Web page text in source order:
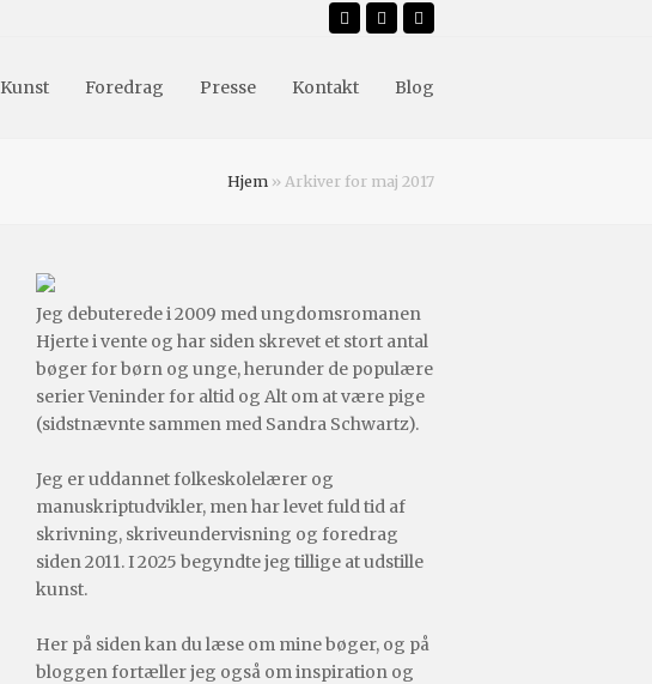
FacebookInstagram
Kunst Foredrag Presse Kontakt Blog
Hjem » Arkiver for maj 2017
Jeg debuterede i 2009 med ungdomsromanen
Hjerte i vente og har siden skrevet et stort antal
bøger for børn og unge, herunder de populære
serier Veninder for altid og Alt om at være pige
(sidstnævnte sammen med Sandra Schwartz).
Jeg er uddannet folkeskolelærer og
manuskriptudvikler, men har levet fuld tid af
skrivning, skriveundervisning og foredrag
siden 2011. I 2025 begyndte jeg tillige at udstille
kunst.
Her på siden kan du læse om mine bøger, og på
bloggen fortæller jeg også om inspiration og